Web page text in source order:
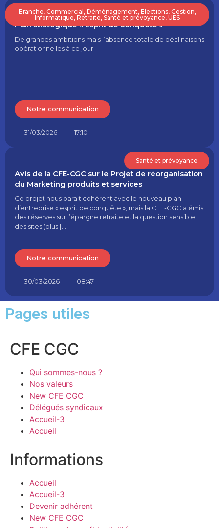
Branche, Commercial , Déménagement, Elections, Gestion,
Informatique, Retraite, Santé et prévoyance, UES
Plan stratégique « Esprit de conquête »
De grandes ambitions mais l’absence totale de déclinaisons
opérationnelles à ce jour
Notre communication
31/03/2026 17:10
Santé et prévoyance
Avis de la CFE-CGC sur le Projet de réorganisation
du Marketing produits et services
Ce projet nous parait cohérent avec le nouveau plan
d’entreprise « esprit de conquête », mais la CFE-CGC a émis
des réserves sur l’épargne retraite et la question sensible
des sites (plus […]
Notre communication
30/03/2026 08:47
Pages utiles
CFE CGC
Qui sommes-nous ?
Nos valeurs
New CFE CGC
Délégués syndicaux
Accueil-3
Accueil
Informations
Accueil
Accueil-3
Devenir adhérent
New CFE CGC